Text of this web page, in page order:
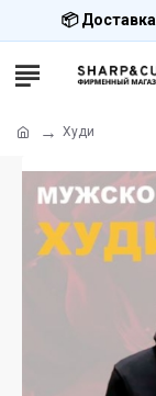
📦
Худи